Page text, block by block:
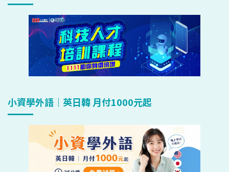
小資學外語｜英日韓 月付1000元起